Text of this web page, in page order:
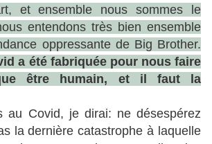
et ensemble nous sommes le
entendons très bien ensemble
oppressante de Big Brother.
a été fabriquée pour nous faire
être humain, et il faut la
au Covid, je dirai: ne désespérez
la dernière catastrophe à laquelle